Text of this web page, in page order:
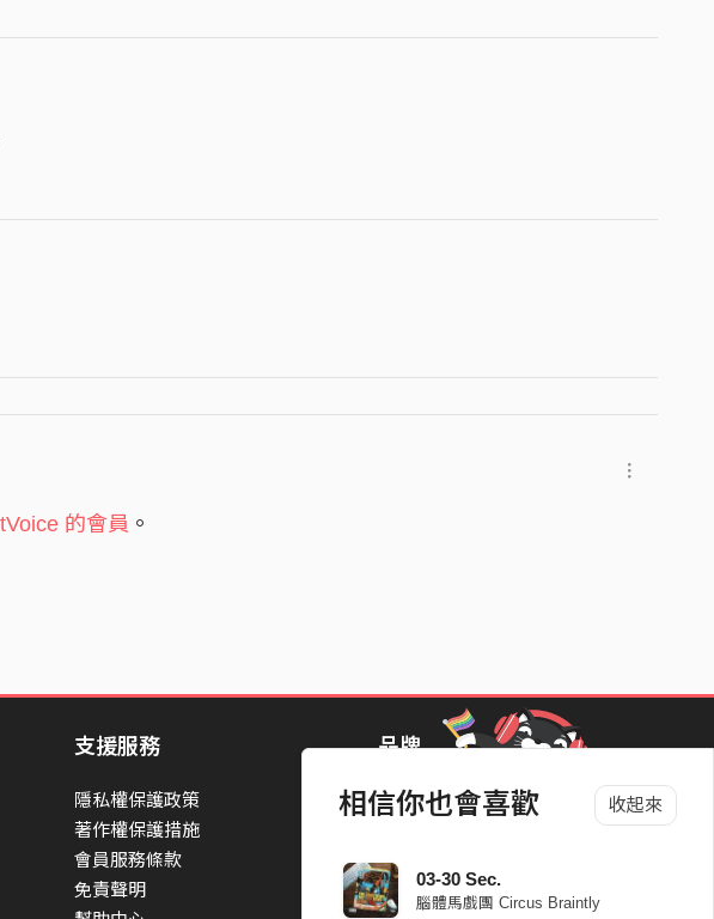
相信你也會喜歡 收起來
03-30 Sec.
腦體馬戲團 Circus Braintly
的會員 。
支援服務
隱私權保護政策
著作權保護措施
會員服務條款
免責聲明
品牌
StreetVoice Awards 街聲音樂獎
Blow 吹音樂
Packer 派歌